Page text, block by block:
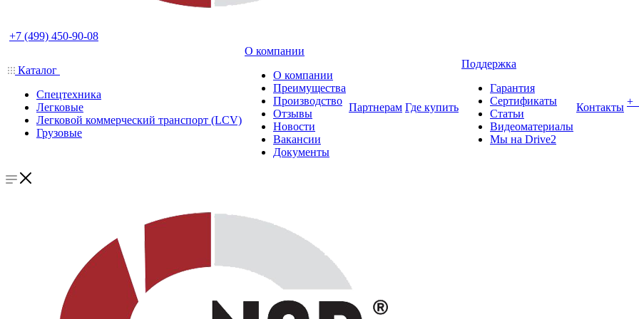
+7 (499) 450-90-08
Каталог
Спецтехника
Легковые
Легковой коммерческий транспорт (LCV)
Грузовые
О компании
О компании
Преимущества
Производство
Отзывы
Новости
Вакансии
Документы
Партнерам Где купить
Поддержка
Гарантия
Сертификаты
Статьи
Видеоматериалы
Мы на Drive2
Контакты +